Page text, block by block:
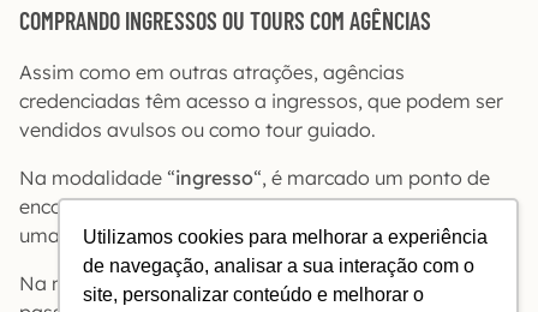
Utilizamos cookies para melhorar a experiência
de navegação, analisar a sua interação com o
site, personalizar conteúdo e melhorar o
COMPRANDO INGRESSOS OU TOURS COM AGÊNCIAS
Assim como em outras atrações, agências
credenciadas têm acesso a ingressos, que podem ser
vendidos avulsos ou como tour guiado.
Na modalidade “ingresso“, é marcado um ponto de
encontro onde você vai pegar o seu ingresso e receber
uma instrução por alto.
Na modalidade “ tour guiado ” há um guia explicando o